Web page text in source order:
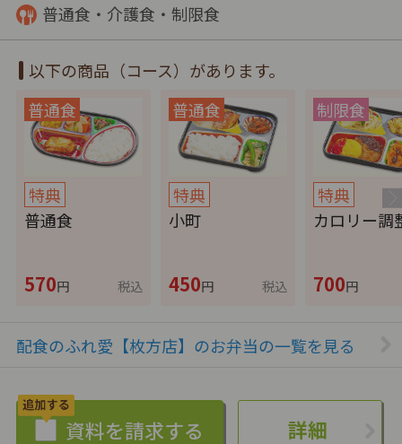
普通食・介護食・制限食
以下の商品（コース）があります。
特典
普通食
570円 税込
特典
小町
450円 税込
特典
カロリー調
700円
配食のふれ愛【枚方店】のお弁当の一覧を見る
詳細